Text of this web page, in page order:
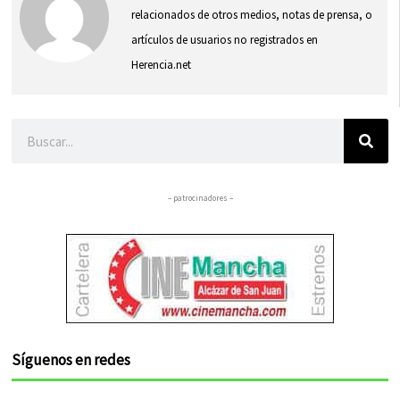
relacionados de otros medios, notas de prensa, o
artículos de usuarios no registrados en
Herencia.net
– patrocinadores –
Síguenos en redes